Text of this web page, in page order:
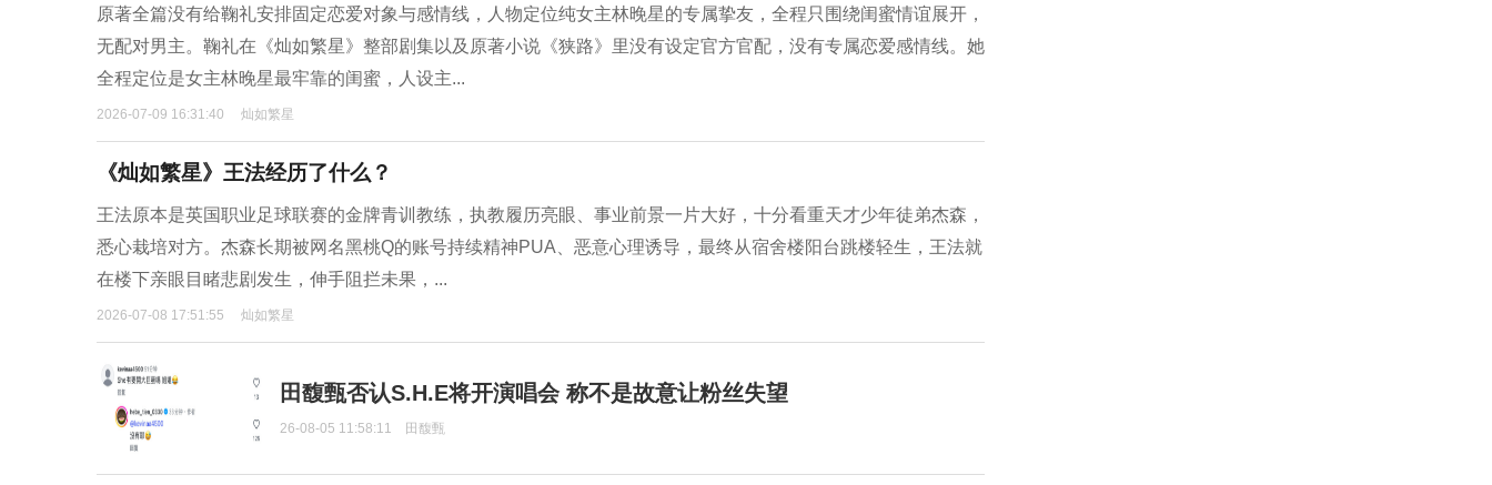
原著全篇没有给鞠礼安排固定恋爱对象与感情线，人物定位纯女主林晚星的专属挚友，全程只围绕闺蜜情谊展开，
无配对男主。鞠礼在《灿如繁星》整部剧集以及原著小说《狭路》里没有设定官方官配，没有专属恋爱感情线。她
全程定位是女主林晚星最牢靠的闺蜜，人设主...
2026-07-09 16:31:40 灿如繁星
《灿如繁星》王法经历了什么？
王法原本是英国职业足球联赛的金牌青训教练，执教履历亮眼、事业前景一片大好，十分看重天才少年徒弟杰森，
悉心栽培对方。杰森长期被网名黑桃Q的账号持续精神PUA、恶意心理诱导，最终从宿舍楼阳台跳楼轻生，王法就
在楼下亲眼目睹悲剧发生，伸手阻拦未果，...
2026-07-08 17:51:55 灿如繁星
田馥甄否认S.H.E将开演唱会 称不是故意让粉丝失望
26-08-05 11:58:11 田馥甄